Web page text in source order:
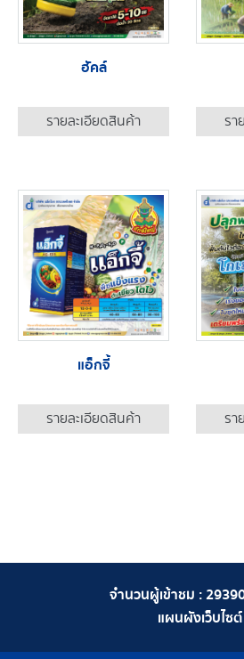
ฮัคล์
รายละเอียดสินค้า รา
แอ็กจี้
รายละเอียดสินค้า รา
จำนวนผู้เข้าชม :
แผนผังเว็บไซต์